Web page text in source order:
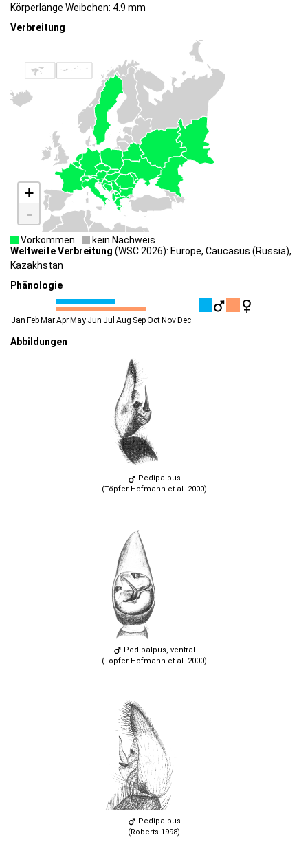
Körperlänge Weibchen: 4.9 mm
Verbreitung
+
-
Vorkommen
kein Nachweis
Weltweite Verbreitung (WSC 2026): Europe, Caucasus (Russia),
Kazakhstan
Phänologie
Jan Feb MarApr May Jun Jul Aug SepOct Nov Dec
Abbildungen
Pedipalpus
(Töpfer-Hofmann et al. 2000)
Pedipalpus, ventral
(Töpfer-Hofmann et al. 2000)
Pedipalpus
(Roberts 1998)